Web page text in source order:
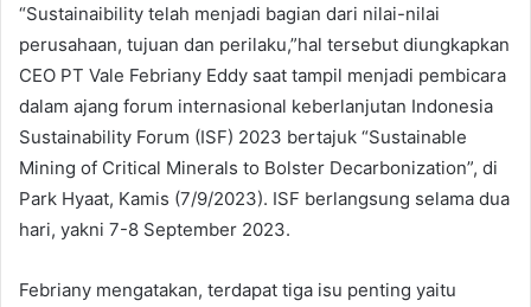
“Sustainaibility telah menjadi bagian dari nilai-nilai
perusahaan, tujuan dan perilaku,”hal tersebut diungkapkan
CEO PT Vale Febriany Eddy saat tampil menjadi pembicara
dalam ajang forum internasional keberlanjutan Indonesia
Sustainability Forum (ISF) 2023 bertajuk “Sustainable
Mining of Critical Minerals to Bolster Decarbonization”, di
Park Hyaat, Kamis (7/9/2023). ISF berlangsung selama dua
hari, yakni 7-8 September 2023.
Febriany mengatakan, terdapat tiga isu penting yaitu